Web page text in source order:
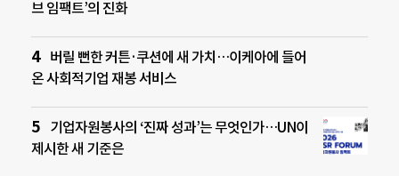
브 임팩트’의 진화
버릴 뻔한 커튼·쿠션에 새 가치…이케아에 들어
온 사회적기업 재봉 서비스
기업자원봉사의 ‘진짜 성과’는 무엇인가…UN이
제시한 새 기준은